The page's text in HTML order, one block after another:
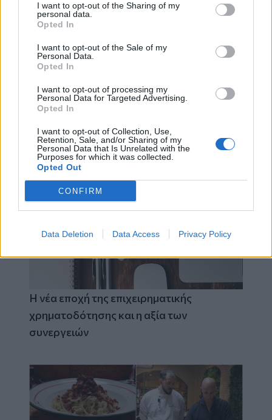
I want to opt-out of the Sharing of my
personal data.
Opted In
I want to opt-out of the Sale of my
Personal Data.
Opted In
I want to opt-out of processing my
Personal Data for Targeted Advertising.
Opted In
I want to opt-out of Collection, Use,
Retention, Sale, and/or Sharing of my
Personal Data that Is Unrelated with the
Purposes for which it was collected.
Opted Out
CONFIRM
Data Deletion Data Access Privacy Policy
Best of Crete
Η νέα εποχή της επιχειρηματικής
χρηματοδότησης και η αξία των
συνεργειών